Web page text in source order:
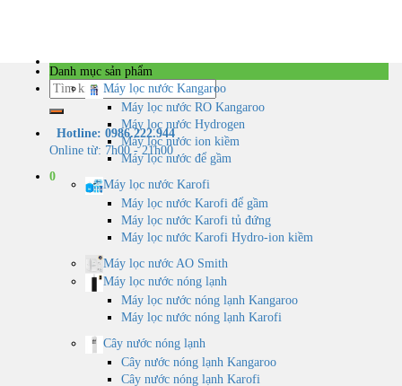
Tìm
Hotline: 0986.222.944
Online từ: 7h00 - 21h00
0
Danh mục sản phẩm
Máy lọc nước Kangaroo
Máy lọc nước RO Kangaroo
Máy lọc nước Hydrogen
Máy lọc nước ion kiềm
Máy lọc nước để gầm
Máy lọc nước Karofi
Máy lọc nước Karofi để gầm
Máy lọc nước Karofi tủ đứng
Máy lọc nước Karofi Hydro-ion kiềm
Máy lọc nước AO Smith
Máy lọc nước nóng lạnh
Máy lọc nước nóng lạnh Kangaroo
Máy lọc nước nóng lạnh Karofi
Cây nước nóng lạnh
Cây nước nóng lạnh Kangaroo
Cây nước nóng lạnh Karofi